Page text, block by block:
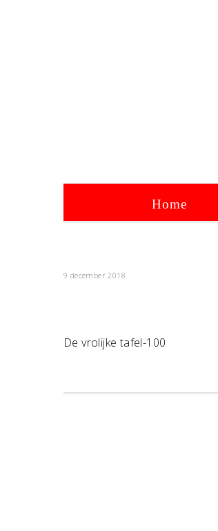
Home
9 december 2018
De vrolijke tafel-100